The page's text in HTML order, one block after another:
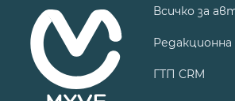
Всичко за
ГТП CRM